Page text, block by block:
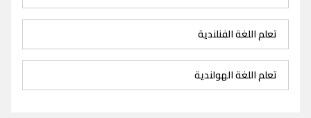
تعلم اللغة الفنلندية
تعلم اللغة الهولندية